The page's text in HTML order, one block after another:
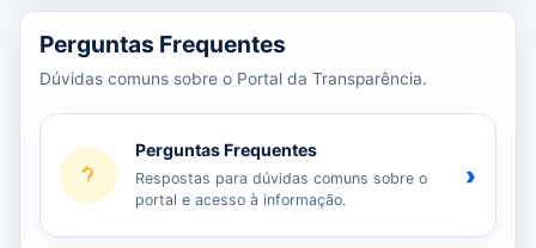
Perguntas Frequentes
Dúvidas comuns sobre o Portal da Transparência.
Perguntas Frequentes
Respostas para dúvidas comuns sobre o
portal e acesso à informação.
›